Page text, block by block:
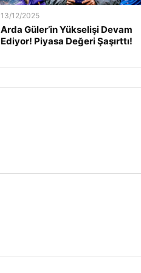
13/12/2025
Arda Güler’in Yükselişi Devam
Ediyor! Piyasa Değeri Şaşırttı!